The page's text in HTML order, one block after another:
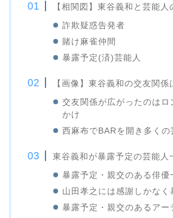
【相関図】東谷義和と芸能人
詐欺疑惑告発者
賭け麻雀仲間
暴露予定(済)芸能人
【画像】東谷義和の交友関係
交友関係が広がったのはロ
かけ
西麻布でBARを開き多くの
東谷義和が暴露予定の芸能人
暴露予定・親交のある俳優
山田孝之には感謝しかなく
暴露予定・親交のあるアー